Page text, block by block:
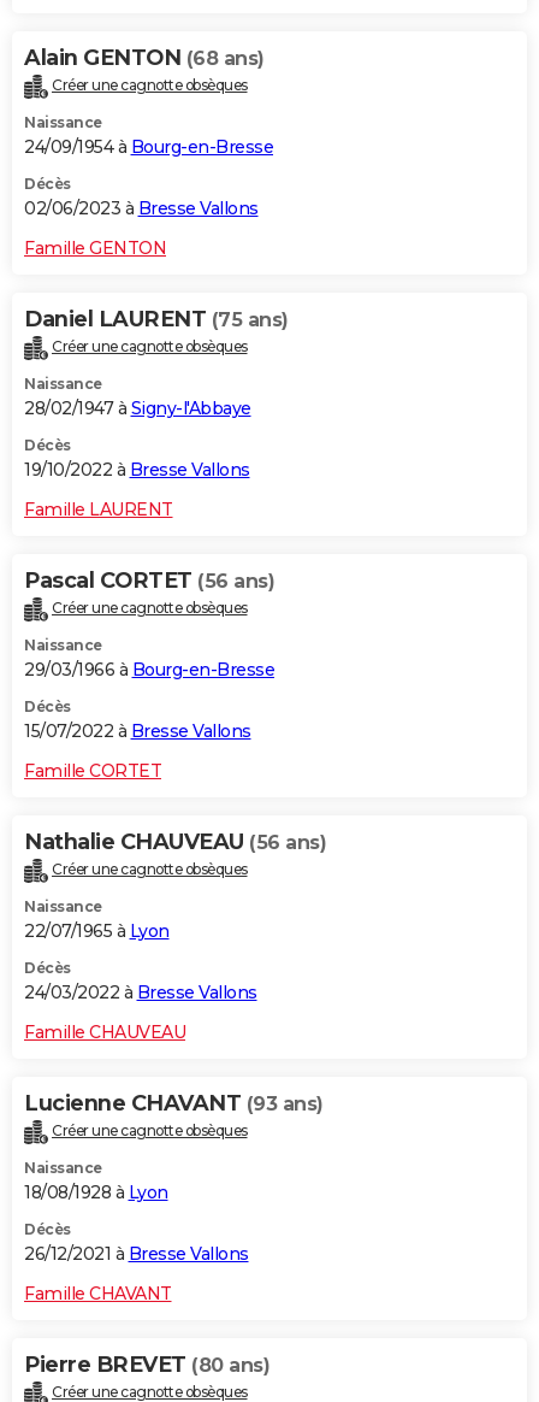
Alain GENTON (68 ans)
Créer une cagnotte obsèques
Naissance
24/09/1954 à Bourg-en-Bresse
Décès
02/06/2023 à Bresse Vallons
Famille GENTON
Daniel LAURENT (75 ans)
Créer une cagnotte obsèques
Naissance
28/02/1947 à Signy-l'Abbaye
Décès
19/10/2022 à Bresse Vallons
Famille LAURENT
Pascal CORTET (56 ans)
Créer une cagnotte obsèques
Naissance
29/03/1966 à Bourg-en-Bresse
Décès
15/07/2022 à Bresse Vallons
Famille CORTET
Nathalie CHAUVEAU (56 ans)
Créer une cagnotte obsèques
Naissance
22/07/1965 à Lyon
Décès
24/03/2022 à Bresse Vallons
Famille CHAUVEAU
Lucienne CHAVANT (93 ans)
Créer une cagnotte obsèques
Naissance
18/08/1928 à Lyon
Décès
26/12/2021 à Bresse Vallons
Famille CHAVANT
Pierre BREVET (80 ans)
Créer une cagnotte obsèques